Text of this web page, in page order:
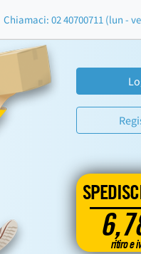
Chiamaci: 02 40700711 (lun -
ritiro e